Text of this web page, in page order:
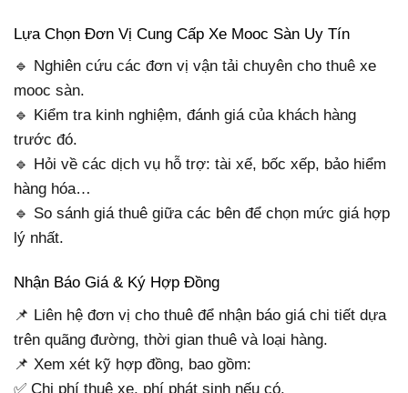
Lựa Chọn Đơn Vị Cung Cấp Xe Mooc Sàn Uy Tín
🔹 Nghiên cứu các đơn vị vận tải chuyên cho thuê xe
mooc sàn.
🔹 Kiểm tra kinh nghiệm, đánh giá của khách hàng
trước đó.
🔹 Hỏi về các dịch vụ hỗ trợ: tài xế, bốc xếp, bảo hiểm
hàng hóa…
🔹 So sánh giá thuê giữa các bên để chọn mức giá hợp
lý nhất.
Nhận Báo Giá & Ký Hợp Đồng
📌 Liên hệ đơn vị cho thuê để nhận báo giá chi tiết dựa
trên quãng đường, thời gian thuê và loại hàng.
📌 Xem xét kỹ hợp đồng, bao gồm:
✅ Chi phí thuê xe, phí phát sinh nếu có.